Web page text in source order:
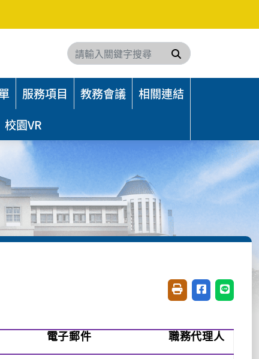
搜尋
服務項目 教務會議
相關連結
校園VR
友善列印(開新視窗)
分享至臉書(
分享至
電子郵件 職務代理人